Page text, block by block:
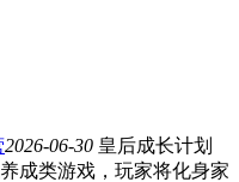
2026-06-30 皇后成长计划
成类游戏，玩家将化身家